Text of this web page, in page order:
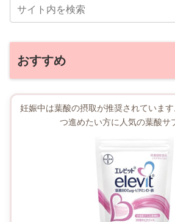
おすすめ
妊娠中は葉酸の摂取が推奨されていま
つ進めたい方に人気の葉酸サ